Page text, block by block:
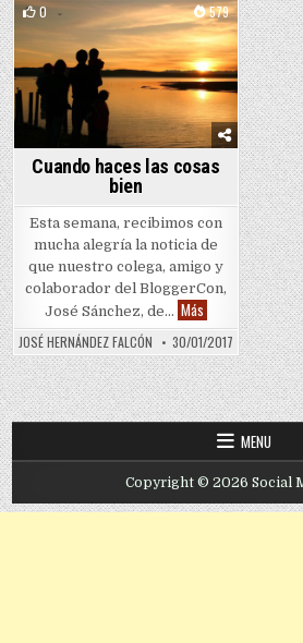
0 579
Posted in
Cuando haces las cosas
bien
Esta semana, recibimos con
mucha alegría la noticia de
que nuestro colega, amigo y
colaborador del BloggerCon,
José Sánchez, de… MásCuando haces
JOSÉ HERNÁNDEZ FALCÓN 30/01/2017
MENU
Copyright © 2026 Social